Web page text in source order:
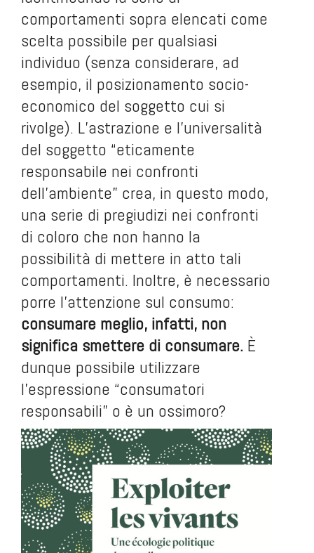
comportamenti sopra elencati come
scelta possibile per qualsiasi
individuo (senza considerare, ad
esempio, il posizionamento socio-
economico del soggetto cui si
rivolge). L’astrazione e l’universalità
del soggetto “eticamente
responsabile nei confronti
dell’ambiente” crea, in questo modo,
una serie di pregiudizi nei confronti
di coloro che non hanno la
possibilità di mettere in atto tali
comportamenti. Inoltre, è necessario
porre l’attenzione sul consumo:
consumare meglio, infatti, non
significa smettere di consumare. È
dunque possibile utilizzare
l’espressione “consumatori
responsabili” o è un ossimoro?